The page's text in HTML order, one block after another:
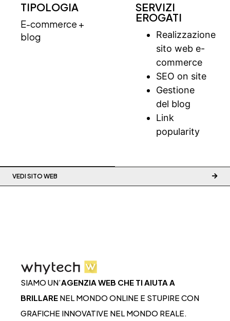
TIPOLOGIA
E-commerce +
blog
SERVIZI
EROGATI
Realizzazione
sito web e-
commerce
SEO on site
Gestione
del blog
Link
popularity
VEDI SITO WEB
SIAMO UN’AGENZIA WEB CHE TI AIUTA A
BRILLARE NEL MONDO ONLINE E STUPIRE CON
GRAFICHE INNOVATIVE NEL MONDO REALE.